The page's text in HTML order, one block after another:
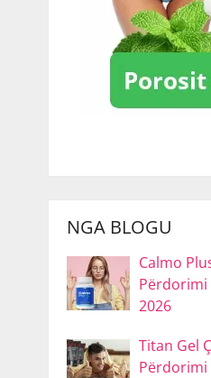
NGA BLOGU
Calmo
Përdorimi
2026
Titan Gel
Përdorimi